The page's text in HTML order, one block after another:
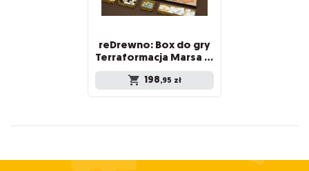
reDrewno: Box do gry
Terraformacja Marsa i dodatków
198,95 zł